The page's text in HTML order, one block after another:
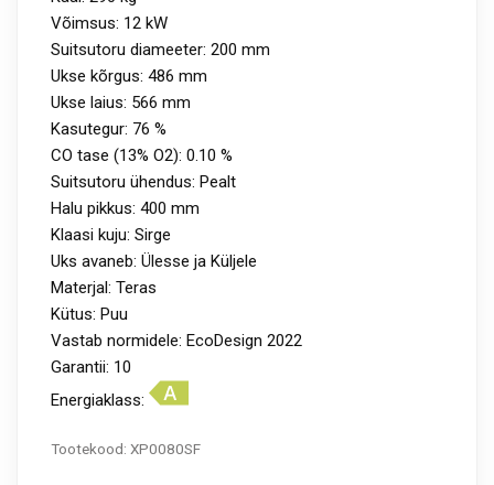
Võimsus: 12 kW
Suitsutoru diameeter: 200 mm
Ukse kõrgus: 486 mm
Ukse laius: 566 mm
Kasutegur: 76 %
CO tase (13% O2): 0.10 %
Suitsutoru ühendus: Pealt
Halu pikkus: 400 mm
Klaasi kuju: Sirge
Uks avaneb: Ülesse ja Küljele
Materjal: Teras
Kütus: Puu
Vastab normidele: EcoDesign 2022
Garantii: 10
Energiaklass:
Tootekood: XP0080SF